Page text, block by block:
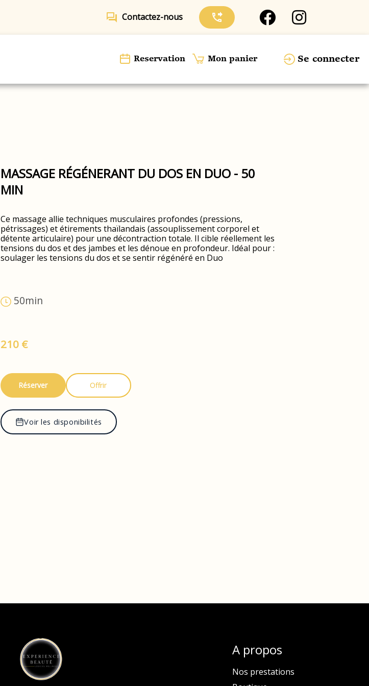
forum Contactez-nous phone_forwarded
Reservation Mon panier Se connecter
MASSAGE RÉGÉNERANT DU DOS EN DUO - 50
MIN
Ce massage allie techniques musculaires profondes (pressions,
pétrissages) et étirements thaïlandais (assouplissement corporel et
détente articulaire) pour une décontraction totale. Il cible réellement les
tensions du dos et des jambes et les dénoue en profondeur. Idéal pour :
soulager les tensions du dos et se sentir régénéré en Duo
50min
210 €
Réserver Offrir
Voir les disponibilités
A propos
Nos prestations